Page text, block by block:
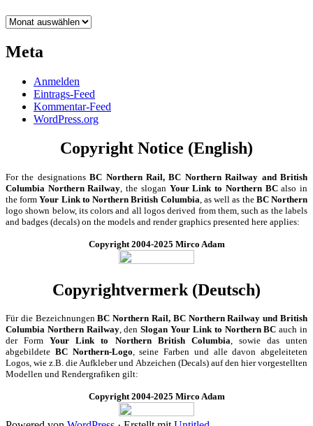
Archiv
Meta
Anmelden
Eintrags-Feed
Kommentar-Feed
WordPress.org
Copyright Notice (English)
For the designationsBC Northern Rail, BC Northern Railway and British
Columbia Northern Railway, the slogan Your Link to Northern BCalso in
the formYour Link to Northern British Columbia, as well as the BC Northern
logo shown below, its colors and all logos derived from them, such as the labels
and badges (decals) on the models and render graphics presented here applies:
Copyright 2004-2025 Mirco Adam
Copyrightvermerk (Deutsch)
Für die BezeichnungenBC Northern Rail, BC Northern Railway und British
Columbia Northern Railway, denSlogan Your Link to Northern BC auch in
der FormYour Link to Northern British Columbia, sowie das unten
abgebildete BC Northern-Logo, seine Farben und alle davon abgeleiteten
Logos, wie z.B. die Aufkleber und Abzeichen (Decals) auf den hier vorgestellten
Modellen und Rendergrafiken gilt:
Copyright 2004-2025 Mirco Adam